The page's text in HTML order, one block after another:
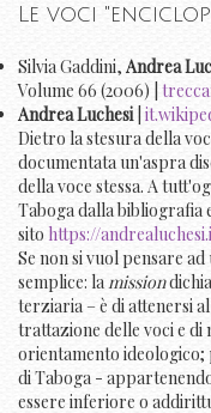
Le voci
Silvia Gaddini, Andrea
Volume 66 (2006) |
Andrea Luchesi|
Dietro la stesura della
documentata un'aspra
della voce stessa. A
Taboga dalla bibliografia
sito https://
Se non si vuol pensare
semplice: lamission
terziaria – è di attenersi
trattazione delle voci e
orientamento
di Taboga -
essere inferiore o